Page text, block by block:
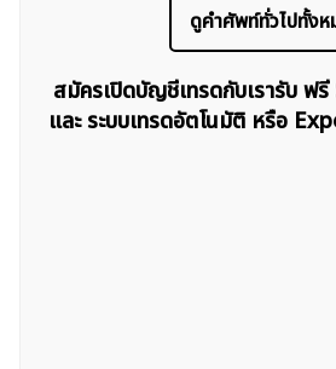
ดูคำศัพท์ทั่วไปทั้งห
สมัครเปิดบัญชีเทรดกับเรารับ ฟรี
และ ระบบเทรดอัตโนมัติ หรือ